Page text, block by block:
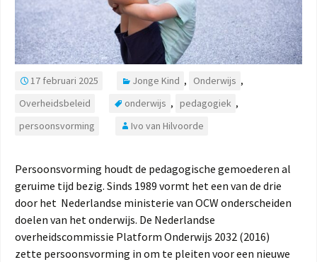
17 februari 2025 Jonge Kind , Onderwijs ,
Overheidsbeleid
onderwijs , pedagogiek ,
persoonsvorming
Ivo van Hilvoorde
Persoonsvorming houdt de pedagogische gemoederen al
geruime tijd bezig. Sinds 1989 vormt het een van de drie
door het Nederlandse ministerie van OCW onderscheiden
doelen van het onderwijs. De Nederlandse
overheidscommissie Platform Onderwijs 2032 (2016)
zette persoonsvorming in om te pleiten voor een nieuwe